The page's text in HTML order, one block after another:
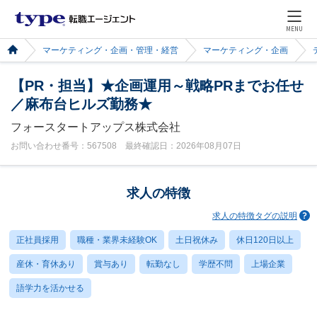
MENU
マーケティング・企画・管理・経営 マーケティング・企画
【PR・担当】★企画運用～戦略PRまでお任せ
／麻布台ヒルズ勤務★
フォースタートアップス株式会社
お問い合わせ番号：567508 最終確認日：2026年08月07日
求人の特徴
求人の特徴タグの説明
正社員採用 職種・業界未経験OK 土日祝休み 休日120日以上
産休・育休あり 賞与あり 転勤なし 学歴不問 上場企業
語学力を活かせる